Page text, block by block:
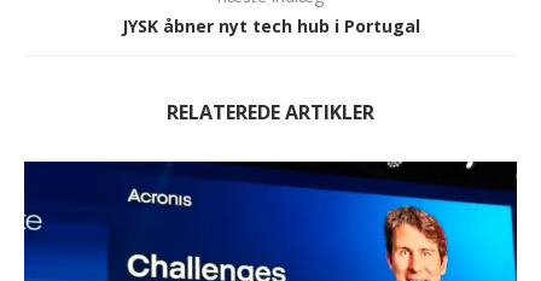
JYSK åbner nyt tech hub i Portugal
RELATEREDE ARTIKLER